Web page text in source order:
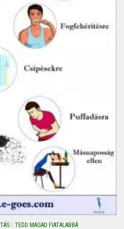
/ TEDD MAGAD FIATALABBÁ